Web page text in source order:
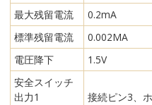
最大残留電流
0.2mA
標準残留電流
0.002MA
電圧降下
1.5V
安全スイッチ
出力1
接続ピン3、